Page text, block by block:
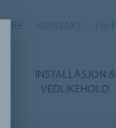
INSTALLASJON &
VEDLIKEHOLD